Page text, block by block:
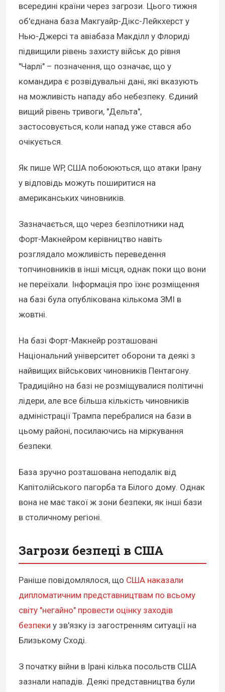
всередині країни через загрози. Цього тижня
об'єднана база Макгуайр-Дікс-Лейкхерст у
Нью-Джерсі та авіабаза Макділл у Флориді
підвищили рівень захисту військ до рівня
"Чарлі" – позначення, що означає, що у
командира є розвідувальні дані, які вказують
на можливість нападу або небезпеку. Єдиний
вищий рівень тривоги, "Дельта",
застосовується, коли напад уже стався або
очікується.
Як пише WP, США побоюються, що атаки Ірану
у відповідь можуть поширитися на
американських чиновників.
Зазначається, що через безпілотники над
Форт-Макнейром керівництво навіть
розглядало можливість переведення
топчиновників в інші місця, однак поки що вони
не переїхали. Інформація про їхнє розміщення
на базі була опублікована кількома ЗМІ в
жовтні.
На базі Форт-Макнейр розташовані
Національний університет оборони та деякі з
найвищих військових чиновників Пентагону.
Традиційно на базі не розміщувалися політичні
лідери, але все більша кількість чиновників
адміністрації Трампа перебралися на бази в
цьому районі, посилаючись на міркування
безпеки.
База зручно розташована неподалік від
Капітолійського пагорба та Білого дому. Однак
вона не має такої ж зони безпеки, як інші бази
в столичному регіоні.
Загрози безпеці в США
Раніше повідомлялося, що США наказали
дипломатичним представництвам по всьому
світу "негайно" провести оцінку заходів
безпеки у зв'язку із загостренням ситуації на
Близькому Сході.
З початку війни в Ірані кілька посольств США
зазнали нападів. Деякі представництва були